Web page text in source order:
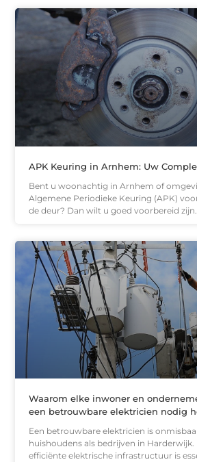
APK Keuring in Arnhem: Uw
Bent u woonachtig in Arnhem of
Algemene Periodieke Keuring (APK)
de deur? Dan wilt u goed voorbereid
Waarom elke inwoner en
een betrouwbare elektricien nodig
Een betrouwbare elektricien is
huishoudens als bedrijven in Harderwijk.
efficiënte elektrische infrastructuur is